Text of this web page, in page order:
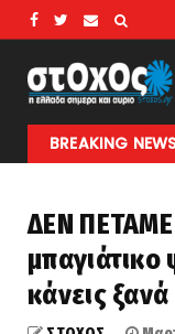
BREAKING
να τον κρατήσω
ΔΕΝ ΠΕΤΑΜΕ
κάνεις